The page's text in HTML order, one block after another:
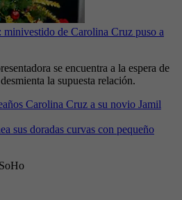
minivestido de Carolina Cruz puso a
se encuentra a la espera de
la supuesta relación.
Carolina Cruz a su novio Jamil
sus doradas curvas con pequeño